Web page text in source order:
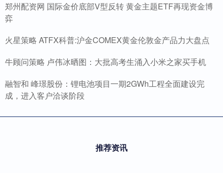
郑州配资网 国际金价底部V型反转 黄金主题ETF再现资金博
弈
火星策略 ATFX科普:沪金COMEX黄金伦敦金产品力大盘点
牛顾问策略 卢伟冰晒图：大批高考生涌入小米之家买手机
融智和 峰璟股份：锂电池项目一期2GWh工程全面建设完
成，进入客户洽谈阶段
推荐资讯